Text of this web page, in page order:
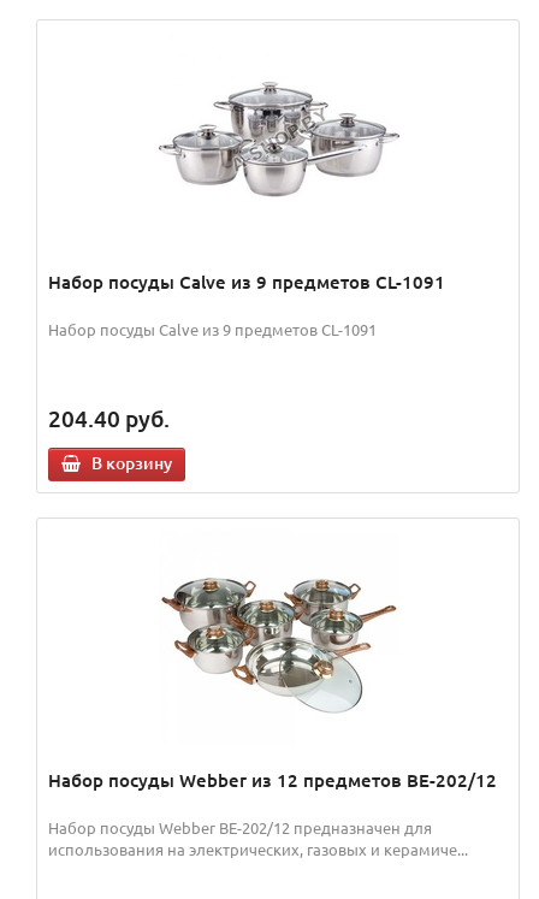
Набор посуды Calve из 9 предметов CL-1091
Набор посуды Calve из 9 предметов CL-1091
204.40 руб.
В корзину
Набор посуды Webber из 12 предметов ВЕ-202/12
Набор посуды Webber BE-202/12 предназначен для
использования на электрических, газовых и керамиче...